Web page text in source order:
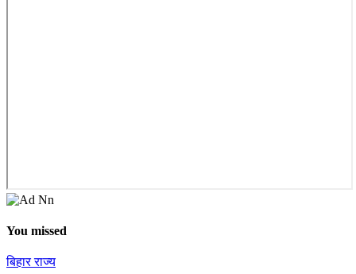
You missed
बिहारराज्य